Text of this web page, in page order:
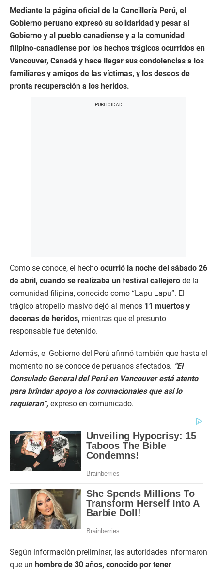
Mediante la página oficial de la Cancillería Perú, el
Gobierno peruano expresó su solidaridad y pesar al
Gobierno y al pueblo canadiense y a la comunidad
filipino-canadiense por los hechos trágicos ocurridos en
Vancouver, Canadá y hace llegar sus condolencias a los
familiares y amigos de las víctimas, y los deseos de
pronta recuperación a los heridos.
Como se conoce, el hecho ocurrió la noche del sábado 26
de abril, cuando se realizaba un festival callejero de la
comunidad filipina, conocido como “Lapu Lapu”. El
trágico atropello masivo dejó al menos 11 muertos y
decenas de heridos, mientras que el presunto
responsable fue detenido.
Además, el Gobierno del Perú afirmó también que hasta el
momento no se conoce de peruanos afectados. “El
Consulado General del Perú en Vancouver está atento
para brindar apoyo a los connacionales que así lo
requieran”, expresó en comunicado.
Según información preliminar, las autoridades informaron
que un hombre de 30 años, conocido por tener